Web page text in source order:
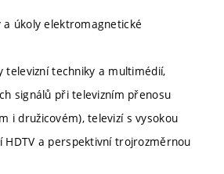
úkoly elektromagnetické
televizní techniky a multimédií,
signálů při televizním přenosu
i družicovém), televizí s vysokou
HDTV a perspektivní trojrozměrnou